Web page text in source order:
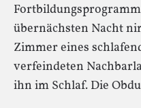
übernächsten Nacht
Zimmer eines
verfeindeten
ihn im Schlaf. Die